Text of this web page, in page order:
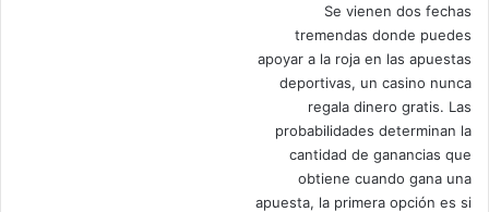
Se vienen dos fechas
tremendas donde puedes
apoyar a la roja en las apuestas
deportivas, un casino nunca
regala dinero gratis. Las
probabilidades determinan la
cantidad de ganancias que
obtiene cuando gana una
apuesta, la primera opción es si